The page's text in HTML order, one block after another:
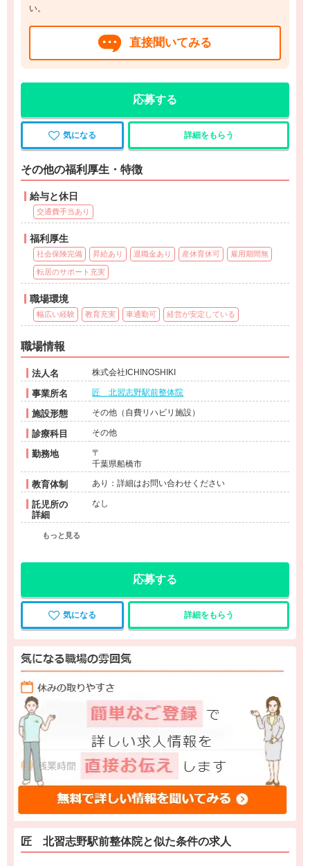
い。
直接聞いてみる
応募する
気になる 詳細をもらう
その他の福利厚生・特徴
給与と休日
交通費手当あり
福利厚生
社会保険完備 昇給あり 退職金あり 産休育休可 雇用期間無
転居のサポート充実
職場環境
幅広い経験 教育充実 車通勤可 経営が安定している
職場情報
法人名 株式会社ICHINOSHIKI
事業所名 匠 北習志野駅前整体院
施設形態 その他（自費リハビリ施設）
診療科目 その他
勤務地
〒
千葉県船橋市
教育体制 あり：詳細はお問い合わせください
託児所の
詳細
なし
もっと見る
応募する
気になる 詳細をもらう
匠 北習志野駅前整体院と似た条件の求人